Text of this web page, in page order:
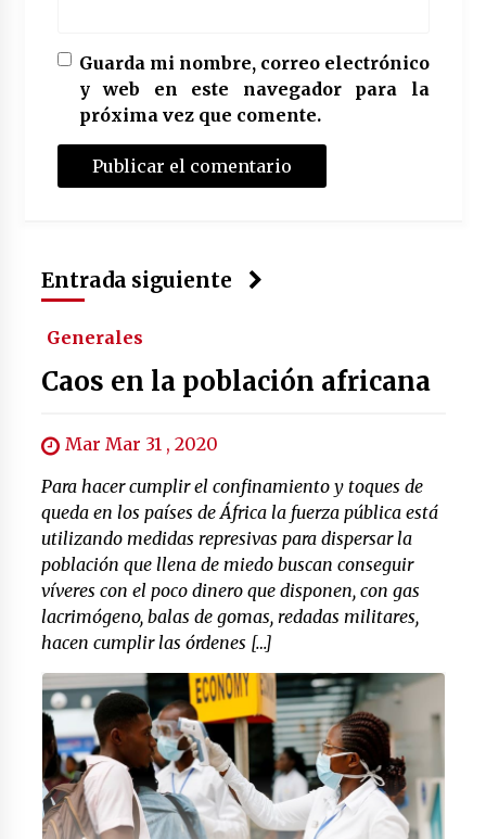
Guarda mi nombre, correo electrónico
y web en este navegador para la
próxima vez que comente.
Entrada siguiente
Generales
Caos en la población africana
Mar Mar 31 , 2020
Para hacer cumplir el confinamiento y toques de
queda en los países de África la fuerza pública está
utilizando medidas represivas para dispersar la
población que llena de miedo buscan conseguir
víveres con el poco dinero que disponen, con gas
lacrimógeno, balas de gomas, redadas militares,
hacen cumplir las órdenes […]